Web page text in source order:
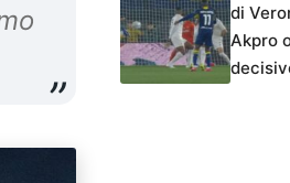
di
Akpro